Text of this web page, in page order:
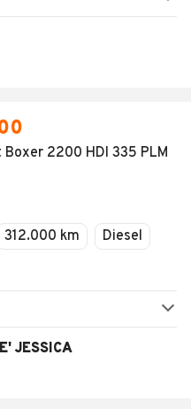
Boxer 2200 HDI 335 PLM
312.000 km
Diesel
JESSICA